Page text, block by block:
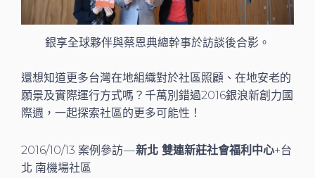
銀享全球夥伴與蔡恩典總幹事於訪談後合影。
還想知道更多台灣在地組織對於社區照顧、在地安老的
願景及實際運行方式嗎？千萬別錯過2016銀浪新創力國
際週，一起探索社區的更多可能性！
2016/10/13 案例參訪 —新北 雙連新莊社會福利中心+台
北 南機場社區